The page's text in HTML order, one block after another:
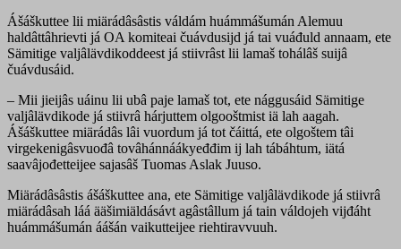
Ášáškuttee lii miärádâsâstis váldám huámmášumán Alemuu
haldâttâhrievti já OA komiteai čuávdusijd já tai vuáđuld annaam, ete
Sämitige valjâlävdikoddeest já stiivrâst lii lamaš tohálâš suijâ
čuávdusáid.
– Mii jieijâs uáinu lii ubâ paje lamaš tot, ete nággusáid Sämitige
valjâlävdikode já stiivrâ hárjuttem olgooštmist iä lah aagah.
Ášáškuttee miärádâs lâi vuordum já tot čáittá, ete olgoštem tâi
virgekenigâsvuođâ tovâhánnáákyeđđim ij lah tábáhtum, iätá
saavâjođetteijee sajasâš Tuomas Aslak Juuso.
Miärádâsâstis ášáškuttee ana, ete Sämitige valjâlävdikode já stiivrâ
miärádâsah láá ääšimiäldásávt agâstâllum já tain váldojeh vijđáht
huámmášumán áášán vaikutteijee riehtiravvuuh.